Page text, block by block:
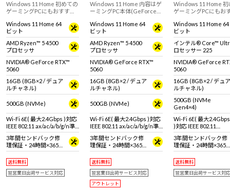
Windows 11 Home 初めての
ゲーミングPCにもおすす
のミニタワー型デスクトッ
プPC。※モニタ・マウス・
キーボードは別売りです。
Windows 11 Home 64
ビット
AMD Ryzen™ 5 4500
プロセッサ
NVIDIA® GeForce RTX™
5060
16GB (8GB×2 / デュア
ルチャネル)
500GB (NVMe)
Wi-Fi 6E( 最大2.4Gbps )対応
IEEE 802.11 ax/ac/a/b/g/n準
拠 ＋ Bluetooth 5内蔵
3年間センドバック修
理保証・24時間×365
日電話サポート
送料無料
翌営業日出荷サービス対応
Windows 11 Home 内容はゲ
ーミングPC本体(GeForce
ウスパッド、キーボード、
ヘッドセット、液晶ディス
プレイ。はじめてのゲーミ
ングPCにオススメのスター
ターセット。
Windows 11 Home 64
ビット
AMD Ryzen™ 5 4500
プロセッサ
NVIDIA® GeForce RTX™
5060
16GB (8GB×2 / デュア
ルチャネル)
500GB (NVMe)
Wi-Fi 6E( 最大2.4Gbps )対応
IEEE 802.11 ax/ac/a/b/g/n準
拠 ＋ Bluetooth 5内蔵
3年間センドバック修
理保証・24時間×365
日電話サポート
送料無料
翌営業日出荷サービス対応
アウトレット
Windows 11 Home 初
ゲーミングPCにもお
プロセッサー 225 と
GeForce RTX 5060搭
ニタワー型デスクト
PC。※モニタ・マウ
ーボードは別売りで
Windows 11 Home 64
ビット
インテル® Core™
ロセッサー 225
NVIDIA® GeForce
5060
16GB (8GB×2 / デュア
ルチャネル)
500GB (NVMe
Gen4×4)
Wi-Fi 6E( 最大2.4Gbps
)対応 IEEE 802.11
ax/ac/a/b/g/n準拠 ＋
Bluetooth 5内蔵
3年間センドバック修
理保証・24時間×365
日電話サポート
送料無料
翌営業日出荷サービス対応